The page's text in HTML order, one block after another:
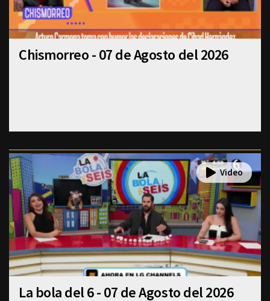
Chismorreo - 07 de Agosto del 2026
La bola del 6 - 07 de Agosto del 2026